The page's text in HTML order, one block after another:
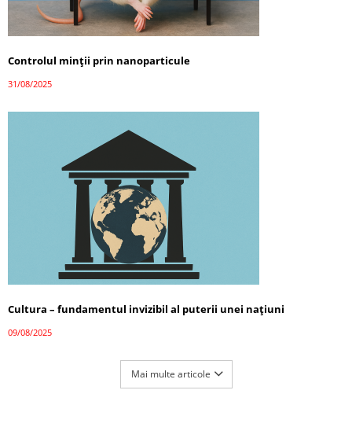
Controlul minții prin nanoparticule
31/08/2025
Cultura – fundamentul invizibil al puterii unei națiuni
09/08/2025
Mai multe articole